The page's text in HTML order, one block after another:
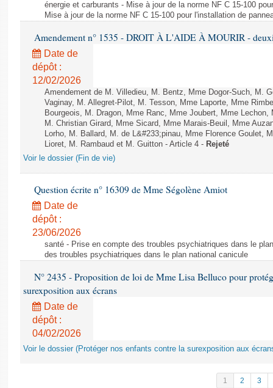
énergie et carburants - Mise à jour de la norme NF C 15-100
Mise à jour de la norme NF C 15-100 pour l'installation de
Amendement n° 1535 - DROIT À L'AIDE À MOURIR -
Date de
dépôt :
12/02/2026
Amendement de M. Villedieu, M. Bentz, Mme Dogor-Such, M.
Vaginay, M. Allegret-Pilot, M. Tesson, Mme Laporte, Mme
Bourgeois, M. Dragon, Mme Ranc, Mme Joubert, Mme
M. Christian Girard, Mme Sicard, Mme Marais-Beuil, Mme
Lorho, M. Ballard, M. de L&#233;pinau, Mme Florence Goulet,
Lioret, M. Rambaud et M. Guitton - Article 4 - Rejeté
Voir le dossier (Fin de vie)
Question écrite n° 16309 de Mme Ségolène Amiot
Date de
dépôt :
23/06/2026
santé - Prise en compte des troubles psychiatriques dans le
des troubles psychiatriques dans le plan national canicule
N° 2435 - Proposition de loi de Mme Lisa Belluco pour
surexposition aux écrans
Date de
dépôt :
04/02/2026
Voir le dossier (Protéger nos enfants contre la surexposition aux
1 2 3